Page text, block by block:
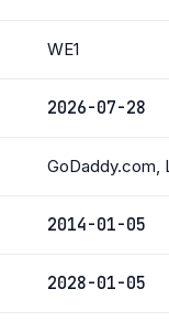
WE1
2026-07-28
GoDaddy.com,
2014-01-05
2028-01-05